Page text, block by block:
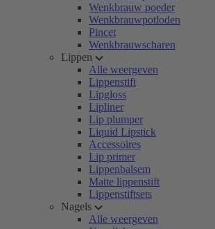
Wenkbrauw poeder
Wenkbrauwpotloden
Pincet
Wenkbrauwscharen
Lippen
Alle weergeven
Lippenstift
Lipgloss
Lipliner
Lip plumper
Liquid Lipstick
Accessoires
Lip primer
Lippenbalsem
Matte lippenstift
Lippenstiftsets
Nagels
Alle weergeven